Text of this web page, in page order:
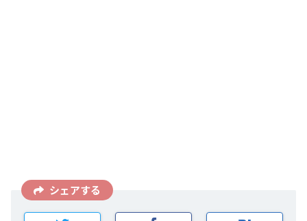
シェアする